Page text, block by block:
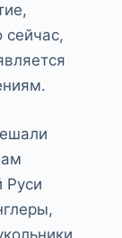
сейчас,
Руси